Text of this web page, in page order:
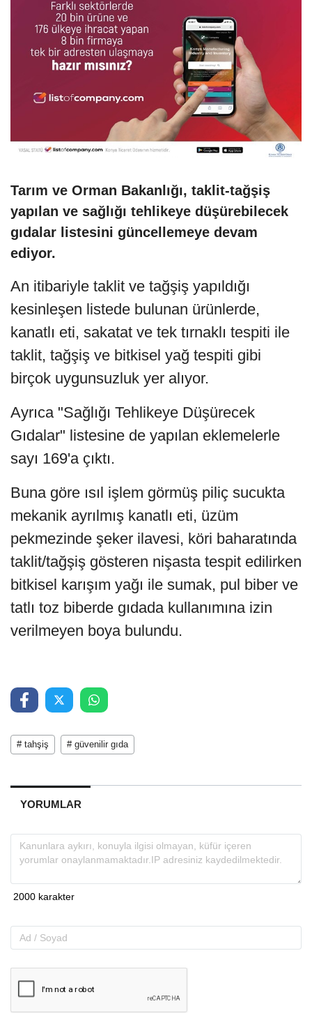
Tarım ve Orman Bakanlığı, taklit-tağşiş
yapılan ve sağlığı tehlikeye düşürebilecek
gıdalar listesini güncellemeye devam
ediyor.
An itibariyle taklit ve tağşiş yapıldığı
kesinleşen listede bulunan ürünlerde,
kanatlı eti, sakatat ve tek tırnaklı tespiti ile
taklit, tağşiş ve bitkisel yağ tespiti gibi
birçok uygunsuzluk yer alıyor.
Ayrıca "Sağlığı Tehlikeye Düşürecek
Gıdalar" listesine de yapılan eklemelerle
sayı 169'a çıktı.
Buna göre ısıl işlem görmüş piliç sucukta
mekanik ayrılmış kanatlı eti, üzüm
pekmezinde şeker ilavesi, köri baharatında
taklit/tağşiş gösteren nişasta tespit edilirken
bitkisel karışım yağı ile sumak, pul biber ve
tatlı toz biberde gıdada kullanımına izin
verilmeyen boya bulundu.
# tahşiş # güvenilir gıda
YORUMLAR